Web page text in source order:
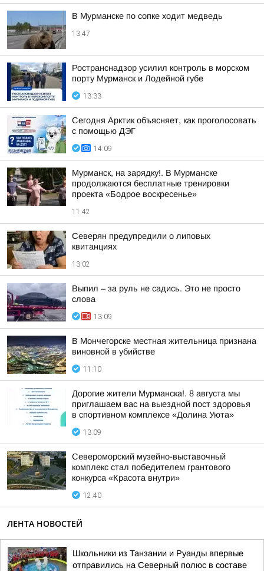
В Мурманске по сопке ходит медведь
13:47
Ространснадзор усилил контроль в морском
порту Мурманск и Лодейной губе
13:33
Сегодня Арктик объясняет, как проголосовать
с помощью ДЭГ
14:09
Мурманск, на зарядку!. В Мурманске
продолжаются бесплатные тренировки
проекта «Бодрое воскресенье»
11:42
Северян предупредили о липовых
квитанциях
13:02
Выпил – за руль не садись. Это не просто
слова
13:09
В Мончегорске местная жительница признана
виновной в убийстве
11:10
Дорогие жители Мурманска!. 8 августа мы
приглашаем вас на выездной пост здоровья
в спортивном комплексе «Долина Уюта»
13:09
Североморский музейно-выставочный
комплекс стал победителем грантового
конкурса «Красота внутри»
12:40
ЛЕНТА НОВОСТЕЙ
Школьники из Танзании и Руанды впервые
отправились на Северный полюс в составе